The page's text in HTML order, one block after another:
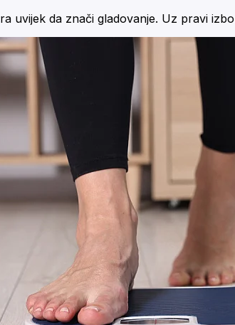
uvijek da znači gladovanje. Uz pravi